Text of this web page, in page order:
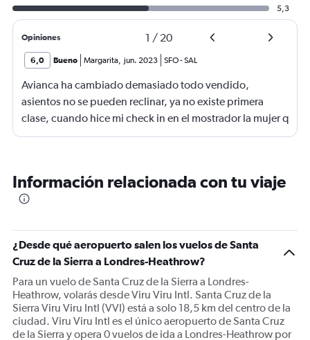
5,3
Opiniones 1 / 20
6,0 Bueno Margarita, jun. 2023 SFO-SAL
Avianca ha cambiado demasiado todo vendido,
asientos no se pueden reclinar, ya no existe primera
clase, cuando hice mi check in en el mostrador la mujer q
me atendió bostezando, pesada dijo que tenia sueño,
de te daban tu toalla caliente para tu cara, las azafatas
eran elegantes y guapas, hoy de tenis, tenían porte, en
una sopa maruchan te cuesta $5.00, un café $3.00 y hay
personas que no manejan tarjeta de crédito o débito y
no pueden comprar nada xq no se puede pagar en
efectivo y los boletos caros con leyes XS, S, M y L, qué tal
antes un sólo pago derecho a 2 maletas de 70 libras,
Maleta de mano, etc, tu almuerzo o desayuno según la
hora que viajabas, snacks, bebidas, todo incluido y hoy
Información relacionada con tu viaje
¿Desde qué aeropuerto salen los vuelos de Santa
Cruz de la Sierra a Londres-Heathrow?
Para un vuelo de Santa Cruz de la Sierra a Londres-
Heathrow, volarás desde Viru Viru Intl. Santa Cruz de la
Sierra Viru Viru Intl (VVI) está a solo 18,5 km del centro de la
ciudad. Viru Viru Intl es el único aeropuerto de Santa Cruz
de la Sierra y opera 0 vuelos de ida a Londres-Heathrow por